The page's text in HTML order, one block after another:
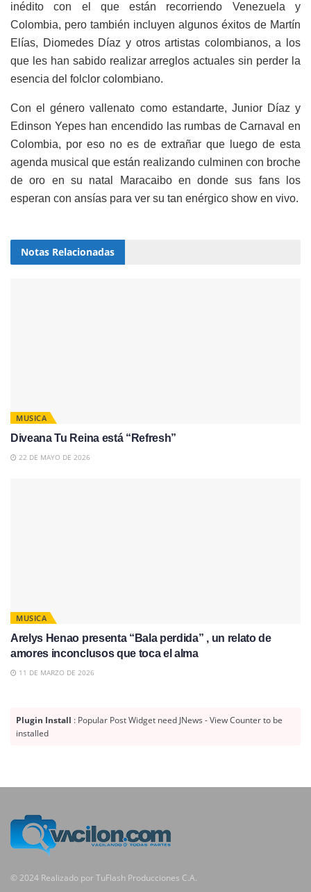
inédito con el que están recorriendo Venezuela y
Colombia, pero también incluyen algunos éxitos de Martín
Elías, Diomedes Díaz y otros artistas colombianos, a los
que les han sabido realizar arreglos actuales sin perder la
esencia del folclor colombiano.
Con el género vallenato como estandarte, Junior Díaz y
Edinson Yepes han encendido las rumbas de Carnaval en
Colombia, por eso no es de extrañar que luego de esta
agenda musical que están realizando culminen con broche
de oro en su natal Maracaibo en donde sus fans los
esperan con ansías para ver su tan enérgico show en vivo.
Notas Relacionadas
MUSICA
Diveana Tu Reina está “Refresh”
22 DE MAYO DE 2026
MUSICA
Arelys Henao presenta “Bala perdida” , un relato de
amores inconclusos que toca el alma
11 DE MARZO DE 2026
Plugin Install : Popular Post Widget need JNews - View Counter to be
installed
© 2024 Realizado por TuFlash Producciones C.A.